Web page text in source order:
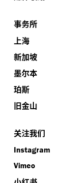
事务所
上海
新加坡
墨尔本
珀斯
旧金山
关注我们
Instagram
Vimeo